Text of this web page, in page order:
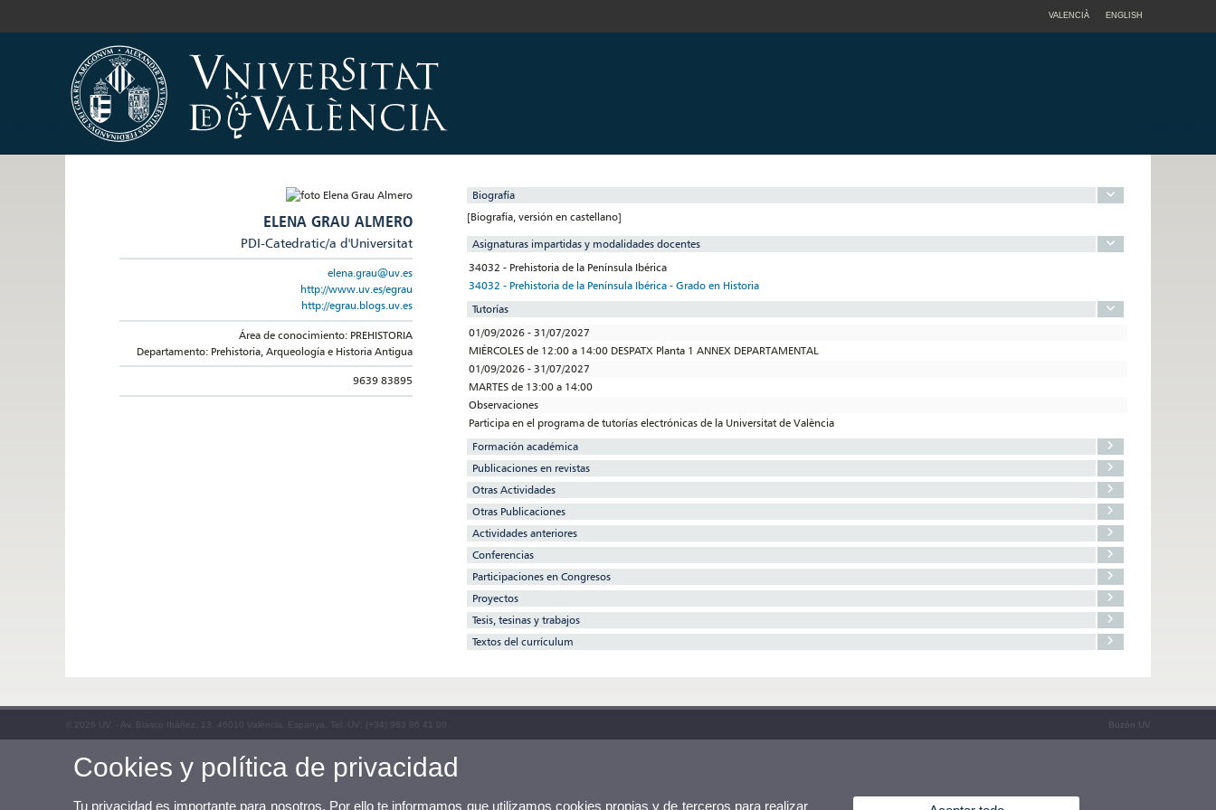
VALENCIÀ ENGLISH
ELENA GRAU ALMERO
PDI-Catedratic/a d'Universitat
elena.grau@uv.es
http://www.uv.es/egrau
http://egrau.blogs.uv.es
Área de conocimiento: PREHISTORIA
Departamento: Prehistoria, Arqueología e Historia Antigua
9639 83895
Biografía
[Biografía, versión en castellano]
Asignaturas impartidas y modalidades docentes
34032 - Prehistoria de la Península Ibérica
34032 - Prehistoria de la Península Ibérica - Grado en Historia
Tutorías
01/09/2026 - 31/07/2027
MIÉRCOLES de 12:00 a 14:00 DESPATX Planta 1 ANNEX DEPARTAMENTAL
01/09/2026 - 31/07/2027
MARTES de 13:00 a 14:00
Observaciones
Participa en el programa de tutorías electrónicas de la Universitat de València
Formación académica
Publicaciones en revistas
Otras Actividades
Otras Publicaciones
Actividades anteriores
Conferencias
Participaciones en Congresos
Proyectos
Tesis, tesinas y trabajos
Textos del currículum
© 2026 UV. - Av. Blasco Ibáñez, 13. 46010 València. Espanya. Tel. UV: (+34) 963 86 41 00 Buzón UV
Cookies y política de privacidad
Tu privacidad es importante para nosotros. Por ello te informamos que utilizamos cookies propias y de terceros para realizar